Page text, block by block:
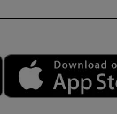
Play market